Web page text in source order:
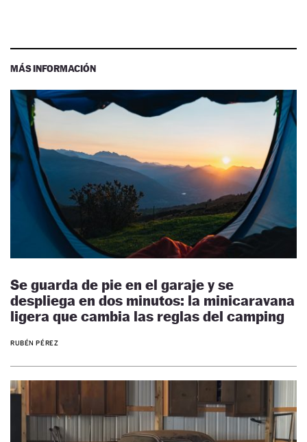
MÁS INFORMACIÓN
Se guarda de pie en el garaje y se
despliega en dos minutos: la minicaravana
ligera que cambia las reglas del camping
RUBÉN PÉREZ